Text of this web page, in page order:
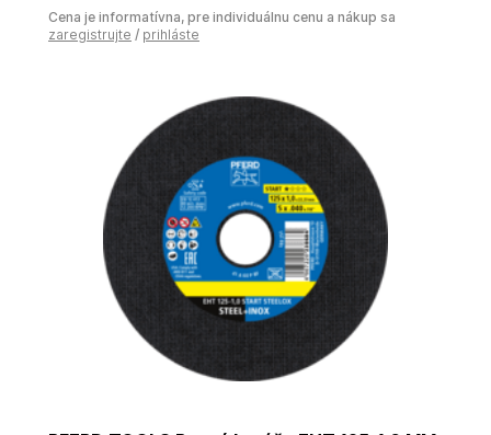
Cena je informatívna, pre individuálnu cenu a nákup sa
zaregistrujte / prihláste